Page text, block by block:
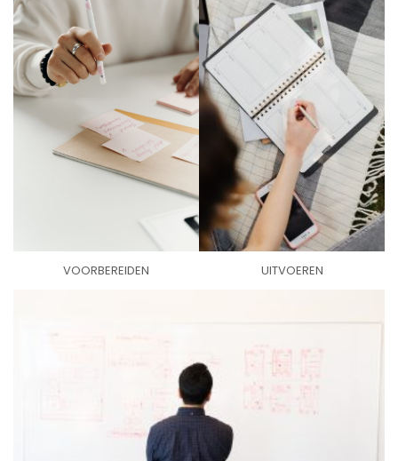
VOORBEREIDEN UITVOEREN